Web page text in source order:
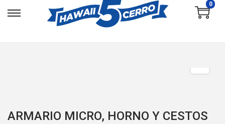
0
ARMARIO MICRO, HORNO Y CESTOS